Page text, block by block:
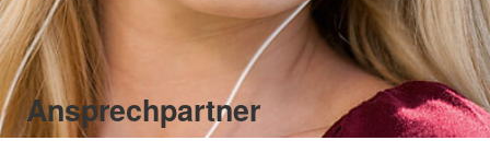
Ansprechpartner